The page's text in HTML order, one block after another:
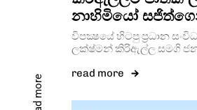
Read more
නාහිමියෝ
විපක්‍ෂයේ හිටපු ප්‍රධාන
ලක්ෂ්මන් කිරිඇල්ල සමගි ජන
read more